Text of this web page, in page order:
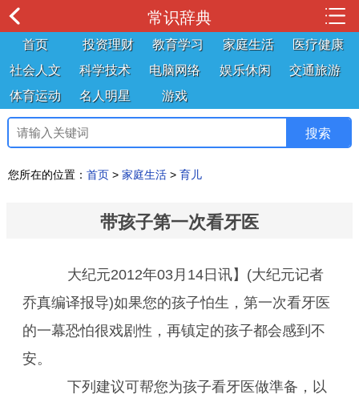
常识辞典
首页 投资理财 教育学习 家庭生活
医疗健康
社会人文
科学技术 电脑网络 娱乐休闲
交通旅游
体育运动
名人明星 游戏
您所在的位置： 首页 > 家庭生活 > 育儿
带孩子第一次看牙医
大纪元2012年03月14日讯】(大纪元记者
乔真编译报导)如果您的孩子怕生，第一次看牙医
的一幕恐怕很戏剧性，再镇定的孩子都会感到不
安。
下列建议可帮您为孩子看牙医做準备，以